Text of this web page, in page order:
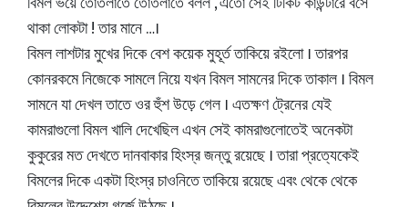
থাকা লোকটা ! তার মানে …।
বিমল লাশটার মুখের দিকে বেশ কয়েক মুহূর্ত তাকিয়ে রইলো । তারপর
কোনরকমে নিজেকে সামলে নিয়ে যখন বিমল সামনের দিকে তাকাল । বিমল
সামনে যা দেখল তাতে ওর হুঁশ উড়ে গেল । এতক্ষণ ট্রেনের যেই
কামরাগুলো বিমল খালি দেখেছিল এখন সেই কামরাগুলোতেই অনেকটা
কুকুরের মত দেখতে দানবাকার হিংস্র জন্তু রয়েছে । তারা প্রত্যেকেই
বিমলের দিকে একটা হিংস্র চাওনিতে তাকিয়ে রয়েছে এবং থেকে থেকে